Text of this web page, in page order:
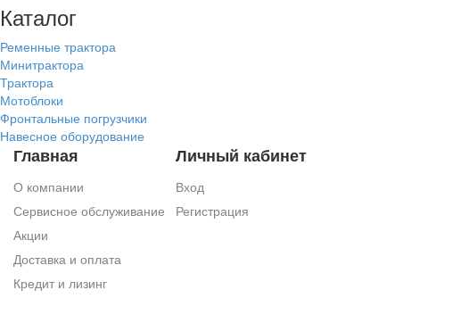
Каталог
Ременные трактора
Минитрактора
Трактора
Мотоблоки
Фронтальные погрузчики
Навесное оборудование
Главная
О компании
Сервисное обслуживание
Акции
Доставка и оплата
Кредит и лизинг
Личный кабинет
Вход
Регистрация